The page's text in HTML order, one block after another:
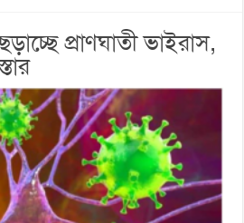
প্রাণঘাতী ভাইরাস,